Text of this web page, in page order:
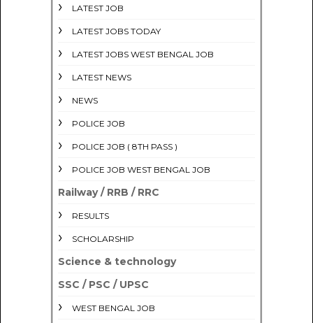
LATEST JOB
LATEST JOBS TODAY
LATEST JOBS WEST BENGAL JOB
LATEST NEWS
NEWS
POLICE JOB
POLICE JOB ( 8TH PASS )
POLICE JOB WEST BENGAL JOB
Railway / RRB / RRC
RESULTS
SCHOLARSHIP
Science & technology
SSC / PSC / UPSC
WEST BENGAL JOB